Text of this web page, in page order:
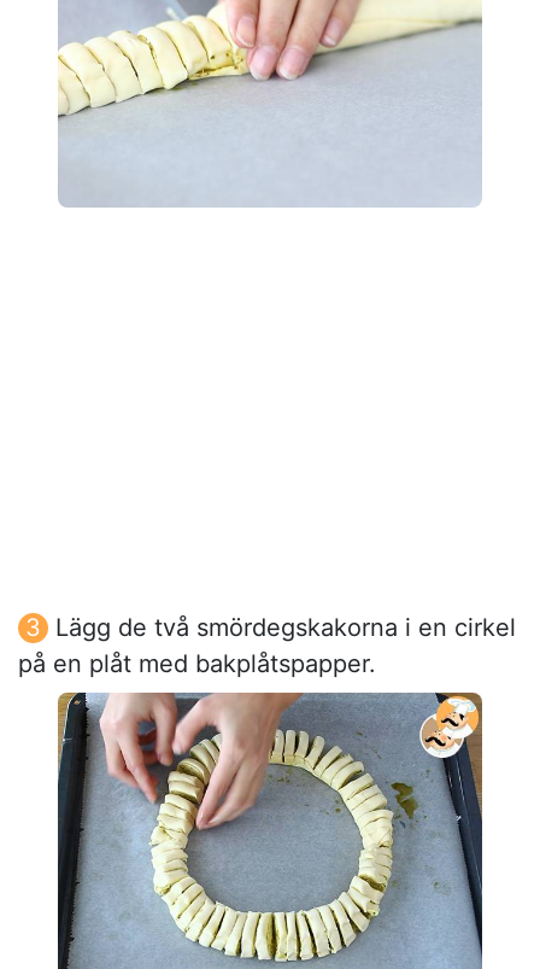
Lägg de två smördegskakorna i en cirkel
på en plåt med bakplåtspapper.